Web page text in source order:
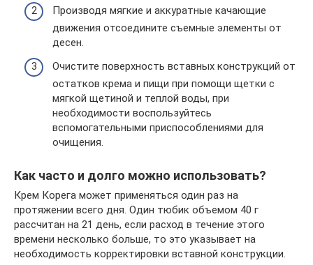
Производя мягкие и аккуратные качающие
движения отсоедините съемные элементы от
десен.
Очистите поверхность вставных конструкций от
остатков крема и пищи при помощи щетки с
мягкой щетиной и теплой воды, при
необходимости воспользуйтесь
вспомогательными приспособлениями для
очищения.
Как часто и долго можно использовать?
Крем Корега может применяться один раз на
протяжении всего дня. Один тюбик объемом 40 г
рассчитан на 21 день, если расход в течение этого
времени несколько больше, то это указывает на
необходимость корректировки вставной конструкции.